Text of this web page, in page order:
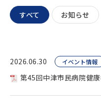
すべて お知らせ
2026.06.30 イベント情報
第45回中津市民病院健